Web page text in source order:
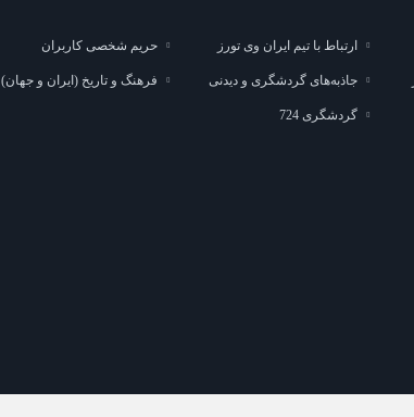
ارتباط با تیم ایران وی تورز حریم شخصی کاربران
جاذبه‌های گردشگری و دیدنی فرهنگ و تاریخ (ایران و جهان)
گردشگری 724